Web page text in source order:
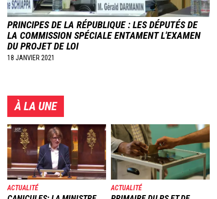
PRINCIPES DE LA RÉPUBLIQUE : LES DÉPUTÉS DE
LA COMMISSION SPÉCIALE ENTAMENT L'EXAMEN
DU PROJET DE LOI
18 JANVIER 2021
À LA UNE
Image
ACTUALITÉ
Image
ACTUALITÉ